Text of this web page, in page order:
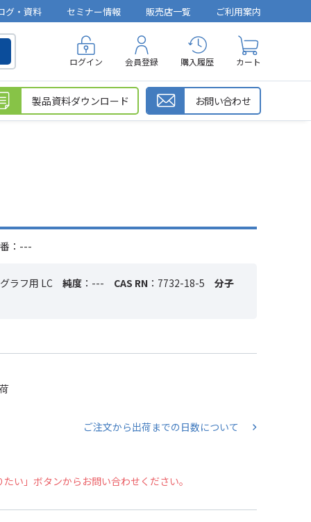
グ・資料 セミナー情報 販売店一覧 ご利用案内
ログイン 会員登録 購入履歴 カート
製品資料ダウンロード お問い合わせ
：---
ラフ用 LC 純度 ：--- CAS RN ：7732-18-5
分子
ご注文から出荷までの日数について
い」ボタンからお問い合わせください。